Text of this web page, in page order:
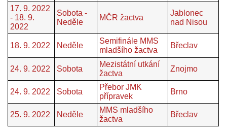
17. 9. 2022
- 18. 9.
2022
Sobota -
Neděle
MČR žactva
Jablonec
nad Nisou
18. 9. 2022 Neděle
Semifinále MMS
mladšího žactva
Břeclav
24. 9. 2022 Sobota
Mezistátní utkání
žactva
Znojmo
24. 9. 2022 Sobota
Přebor JMK
přípravek
Brno
25. 9. 2022 Neděle
MMS mladšího
žactva
Břeclav